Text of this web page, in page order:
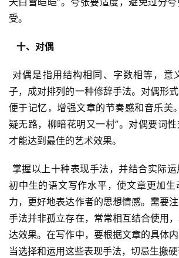
受。
  十、对偶
子，成对排列的一种修辞手法。对偶形式
便于记忆，增强文章的节奏感和音乐美
疑无路，柳暗花明又一村”。对偶要词性
才能达到最佳的艺术效果。
初中生的语文写作水平，使文章更加
力，更好地表达作者的思想情感。需要
手法并非孤立存在，常常相互结合使用
达效果。在写作中，要根据文章的具体
当选择和运用这些表现手法，切忌生搬硬